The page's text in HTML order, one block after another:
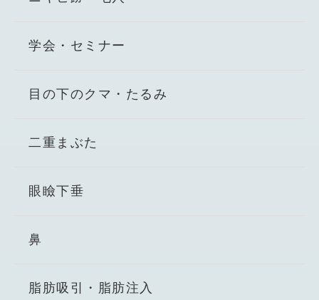
学会・セミナー
目の下のクマ・たるみ
二重まぶた
眼瞼下垂
鼻
脂肪吸引・脂肪注入